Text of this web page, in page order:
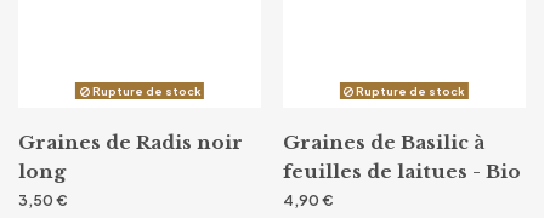
Rupture de stock
Graines de Radis noir
long
3,50 €
Rupture de stock
Graines de Basilic à
feuilles de laitues - Bio
4,90 €